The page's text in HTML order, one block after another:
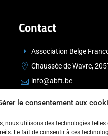
le consentement aux
nous utilisons des technologies
Le fait de consentir à ces
Contact
Association Belge
Chaussée de Wavre,
info@abft.be